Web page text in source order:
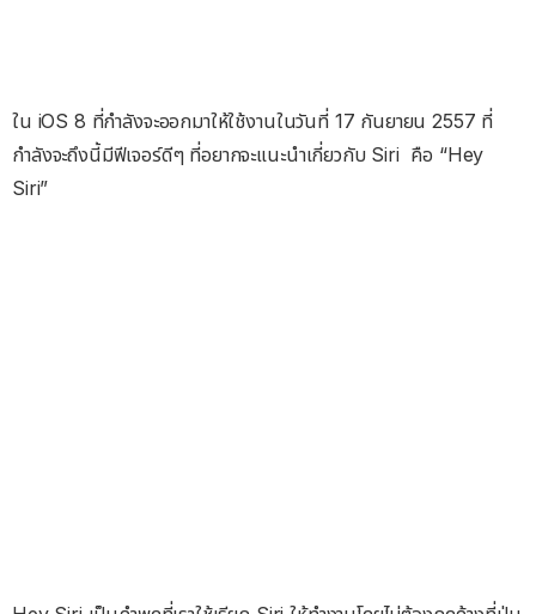
ใน iOS 8 ที่กำลังจะออกมาให้ใช้งานในวันที่ 17 กันยายน 2557 ที่
กำลังจะถึงนี้มีฟีเจอร์ดีๆ ที่อยากจะแนะนำเกี่ยวกับ Siri คือ “Hey
Siri”